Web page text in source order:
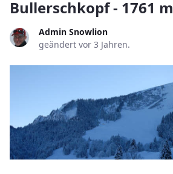
Bullerschkopf - 1761 m
Admin Snowlion
geändert vor 3 Jahren.